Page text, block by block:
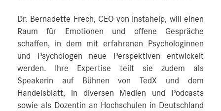
Dr. Bernadette Frech, CEO von Instahelp, will einen
Raum für Emotionen und offene Gespräche
schaffen, in dem mit erfahrenen Psychologinnen
und Psychologen neue Perspektiven entwickelt
werden. Ihre Expertise teilt sie zudem als
Speakerin auf Bühnen von TedX und dem
Handelsblatt, in diversen Medien und Podcasts
sowie als Dozentin an Hochschulen in Deutschland